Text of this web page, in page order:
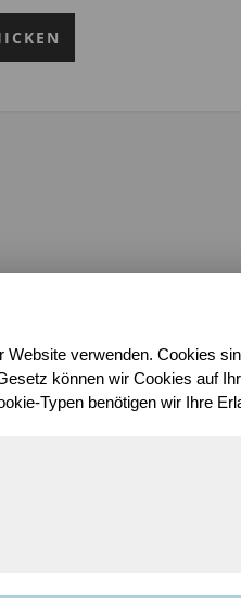
verwenden. Cookies
können wir Cookies auf
Typen benötigen wir Ihre